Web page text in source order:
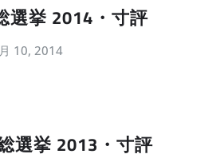
選挙 2014・寸評
10, 2014
選挙 2013・寸評